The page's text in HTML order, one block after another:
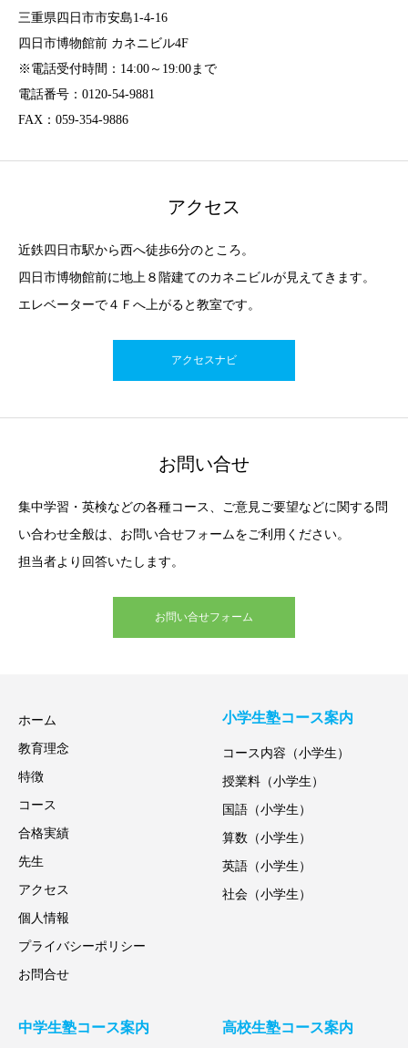
三重県四日市市安島1-4-16
四日市博物館前 カネニビル4F
※電話受付時間：14:00～19:00まで
電話番号：0120-54-9881
FAX：059-354-9886
アクセス
近鉄四日市駅から西へ徒歩6分のところ。
四日市博物館前に地上８階建てのカネニビルが見えてきます。
エレベーターで４Ｆへ上がると教室です。
アクセスナビ
お問い合せ
集中学習・英検などの各種コース、ご意見ご要望などに関する問
い合わせ全般は、お問い合せフォームをご利用ください。
担当者より回答いたします。
お問い合せフォーム
ホーム
教育理念
特徴
コース
合格実績
先生
アクセス
個人情報
プライバシーポリシー
お問合せ
小学生塾コース案内
コース内容（小学生）
授業料（小学生）
国語（小学生）
算数（小学生）
英語（小学生）
社会（小学生）
中学生塾コース案内 高校生塾コース案内